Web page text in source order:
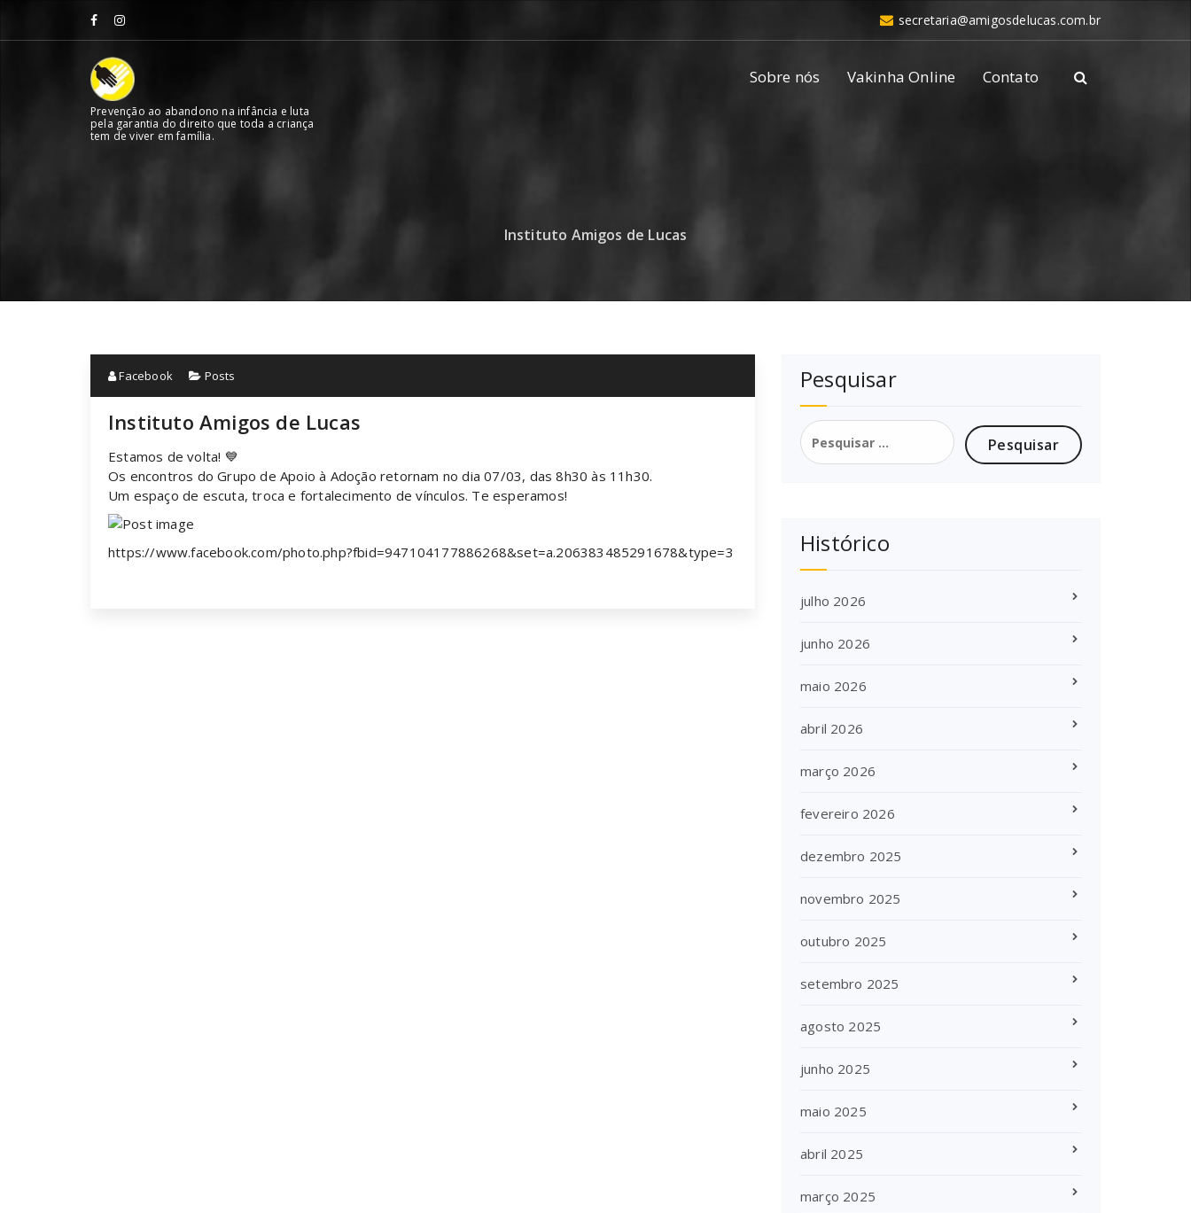
content
secretaria@amigosdelucas.com.br
Prevenção ao abandono na infância e luta
pela garantia do direito que toda a criança
tem de viver em família.
Sobre nós Vakinha Online Contato
Instituto Amigos de Lucas
Facebook Posts
Instituto Amigos de Lucas
Estamos de volta! 💙
Os encontros do Grupo de Apoio à Adoção retornam no dia 07/03, das 8h30 às 11h30.
Um espaço de escuta, troca e fortalecimento de vínculos. Te esperamos!
https://www.facebook.com/photo.php?fbid=947104177886268&set=a.206383485291678&type=3
Pesquisar
Pesquisar
por:
Histórico
julho 2026
junho 2026
maio 2026
abril 2026
março 2026
fevereiro 2026
dezembro 2025
novembro 2025
outubro 2025
setembro 2025
agosto 2025
junho 2025
maio 2025
abril 2025
março 2025